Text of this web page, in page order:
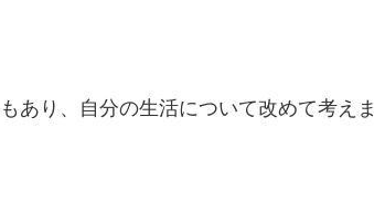
あり、自分の生活について改めて考えま